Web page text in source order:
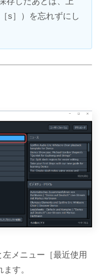
s］）を忘れずにし
メニュー［最近使用
す。